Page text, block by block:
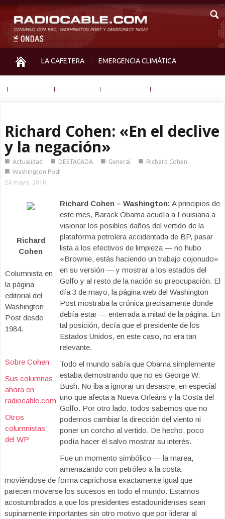
LA CAFETERA EMERGENCIA CLIMÁTICA
Richard Cohen: «En el declive
y la negación»
■ Actualidad ■ DESTACADA ■ General ■ Richard Cohen
■ Washington Post
24 mayo, 2010
Richard
Cohen
Columnista en
la página
editorial del
Washington
Post desde
1984.
Sobre Cohen
Sus columnas,
ahora en
radiocable.com
Otros
columnistas
del WP
Richard Cohen – Washington: A principios de
este mes, Barack Obama acudía a Louisiana a
visionar los posibles daños del vertido de la
plataforma petrolera accidentada de BP, pasar
lista a los efectivos de limpieza — no hubo
«Brownie, estás haciendo un trabajo cojonudo»
en su versión — y mostrar a los estados del
Golfo y al resto de la nación su preocupación. El
día 3 de mayo, la página web del Washington
Post mostraba la crónica precisamente donde
debía estar — enterrada a mitad de la página. En
tal posición, decía que el presidente de los
Estados Unidos, en este caso, no era tan
relevante.
Todo el mundo sabía que Obama simplemente
estaba demostrando que no es George W.
Bush. No iba a ignorar un desastre, en especial
uno que afecta a Nueva Orleáns y la Costa del
Golfo. Por otro lado, todos sabemos que no
podemos cambiar la dirección del viento ni
poner un corcho al vertido. De hecho, poco
podía hacer él salvo mostrar su interés.
Fue un momento simbólico — la marea,
amenazando con petróleo a la costa,
moviéndose de forma caprichosa exactamente igual que
parecen moverse los sucesos en todo el mundo. Estamos
acostumbrados a que los presidentes estadounidenses sean
supinamente importantes sin otro motivo que por liderar al